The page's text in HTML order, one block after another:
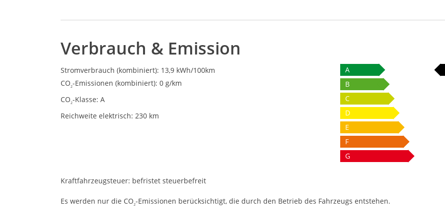
Verbrauch & Emission
Stromverbrauch (kombiniert): 13,9 kWh/100km
CO2-Emissionen (kombiniert):0 g/km
CO2-Klasse:A
Reichweite elektrisch: 230 km
A
B
C
D
E
F
G
Kraftfahrzeugsteuer: befristet steuerbefreit
Es werden nur die CO2-Emissionen berücksichtigt, die durch den Betrieb des Fahrzeugs entstehen.